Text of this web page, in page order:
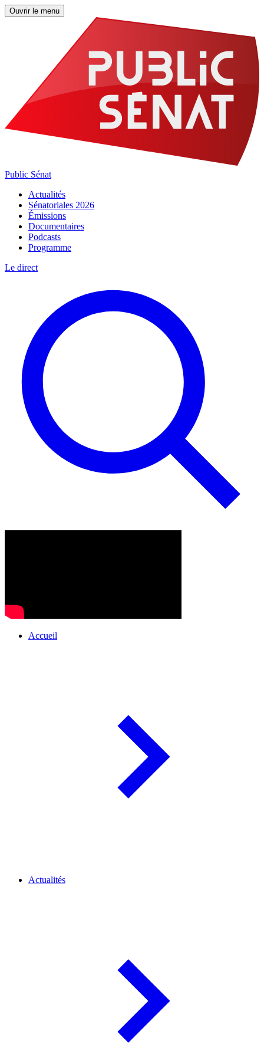
Ouvrir le menu
Public Sénat
Actualités
Sénatoriales 2026
Émissions
Documentaires
Podcasts
Programme
Le direct
Accueil
Actualités